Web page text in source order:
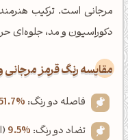
مرجانی است. ترکیب
دکوراسیون و مد، جلوه‌ای
‌مقایسه رنگ قرمز
فاصله دو رنگ:
تضاد دو رنگ: 9.5%